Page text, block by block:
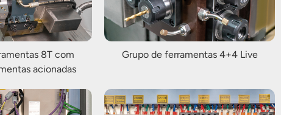
8T com
acionadas
Grupo de ferramentas 4+4 Live